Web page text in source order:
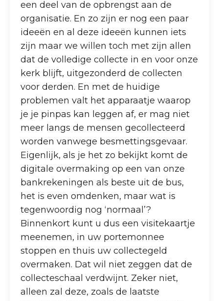
een deel van de opbrengst aan de
organisatie. En zo zijn er nog een paar
ideeën en al deze ideeën kunnen iets
zijn maar we willen toch met zijn allen
dat de volledige collecte in en voor onze
kerk blijft, uitgezonderd de collecten
voor derden. En met de huidige
problemen valt het apparaatje waarop
je je pinpas kan leggen af, er mag niet
meer langs de mensen gecollecteerd
worden vanwege besmettingsgevaar.
Eigenlijk, als je het zo bekijkt komt de
digitale overmaking op een van onze
bankrekeningen als beste uit de bus,
het is even omdenken, maar wat is
tegenwoordig nog ‘normaal’?
Binnenkort kunt u dus een visitekaartje
meenemen, in uw portemonnee
stoppen en thuis uw collectegeld
overmaken. Dat wil niet zeggen dat de
collecteschaal verdwijnt. Zeker niet,
alleen zal deze, zoals de laatste